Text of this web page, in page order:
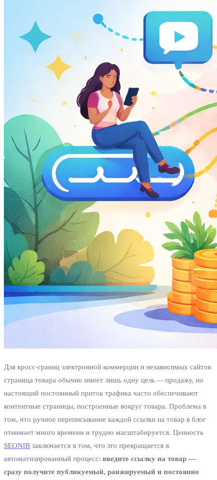
Для кросс‑границ электронной коммерции и независимых сайтов
страница товара обычно имеет лишь одну цель — продажу, но
настоящий постоянный приток трафика часто обеспечивают
контентные страницы, построенные вокруг товара. Проблема в
том, что ручное переписывание каждой ссылки на товар в блог
отнимает много времени и трудно масштабируется. Ценность
SEONIB заключается в том, что это превращается в
автоматизированный процесс: введите ссылку на товар —
сразу получите публикуемый, ранжируемый и постоянно